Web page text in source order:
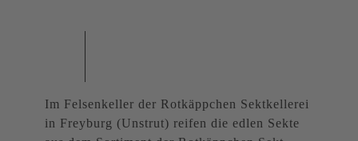
Im Felsenkeller der Rotkäppchen Sektkellerei
in Freyburg (Unstrut) reifen die edlen Sekte